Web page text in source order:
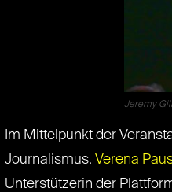
Jeremy
Im Mittelpunkt der
Journalismus. Verena
Unterstützerin der